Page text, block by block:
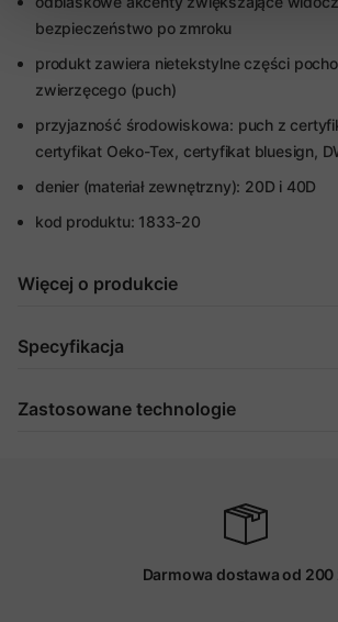
bezpieczeństwo po zmroku
produkt zawiera nietekstylne części
zwierzęcego (puch)
przyjazność środowiskowa: puch z
certyfikat Oeko-Tex, certyfikat bluesign,
denier (materiał zewnętrzny): 20D i 40D
kod produktu: 1833-20
Więcej o produkcie
Specyfikacja
Zastosowane technologie
Darmowa dostawa od 200